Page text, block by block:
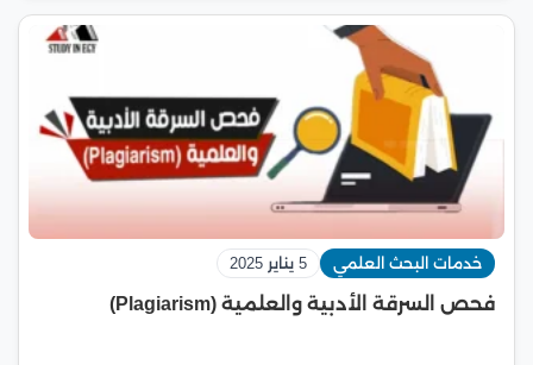
خدمات البحث العلمي 5 يناير 2025
فحص السرقة الأدبية والعلمية (Plagiarism)